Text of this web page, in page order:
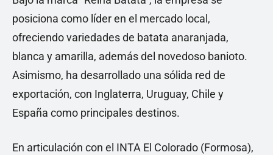
posiciona como líder en el mercado local,
ofreciendo variedades de batata anaranjada,
blanca y amarilla, además del novedoso banioto.
Asimismo, ha desarrollado una sólida red de
exportación, con Inglaterra, Uruguay, Chile y
España como principales destinos.
En articulación con el INTA El Colorado (Formosa),